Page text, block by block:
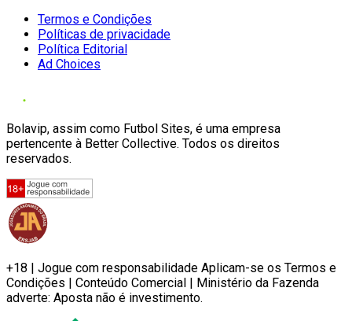
Termos e Condições
Políticas de privacidade
Política Editorial
Ad Choices
Bolavip, assim como Futbol Sites, é uma empresa
pertencente à Better Collective. Todos os direitos
reservados.
+18 | Jogue com responsabilidade Aplicam-se os Termos e
Condições | Conteúdo Comercial | Ministério da Fazenda
adverte: Aposta não é investimento.